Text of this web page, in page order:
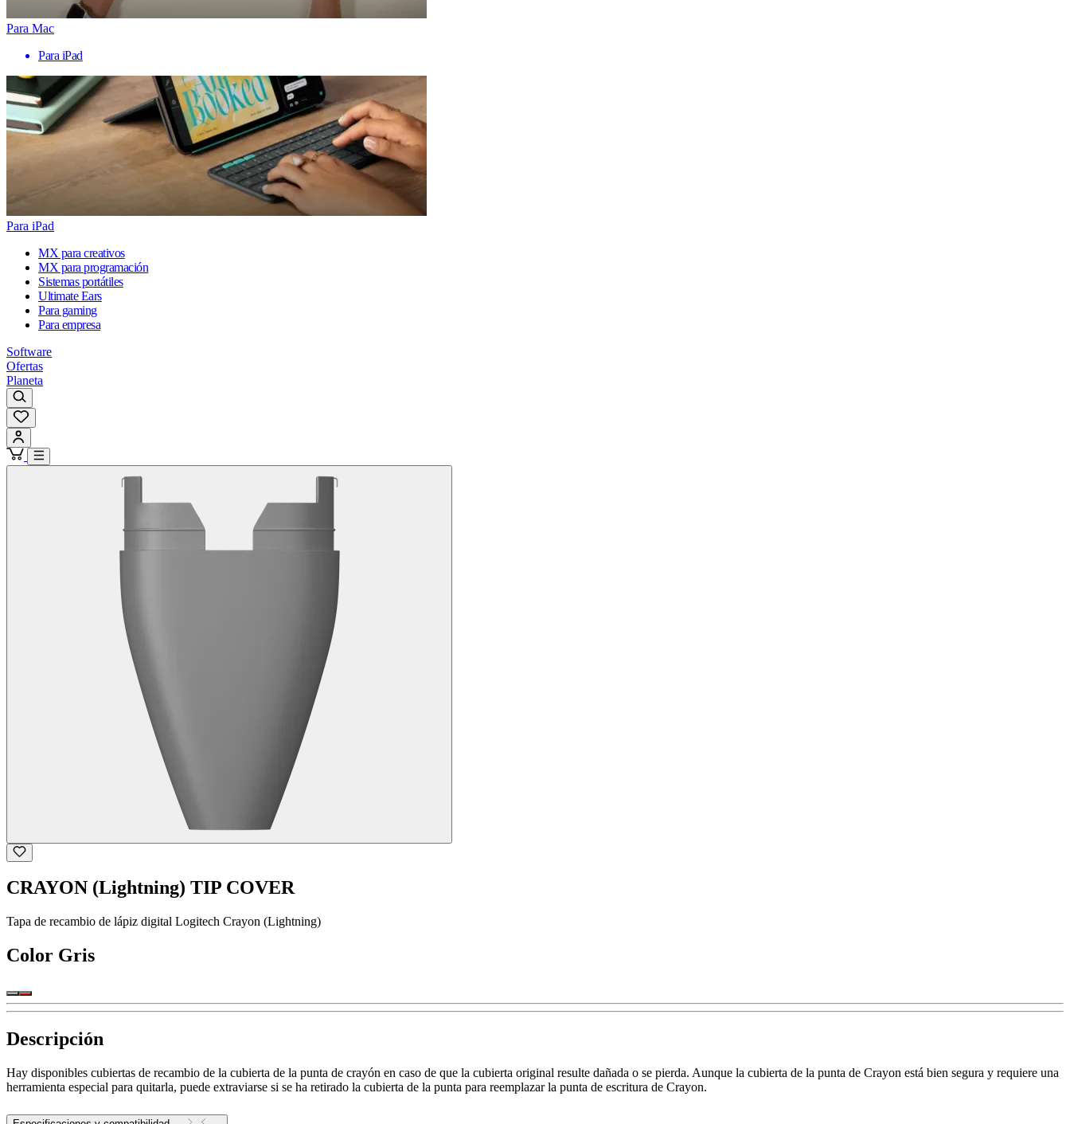
Para Mac
Para iPad
Para iPad
MX para creativos
MX para programación
Sistemas portátiles
Ultimate Ears
Para gaming
Para empresa
Software
Ofertas
Planeta
CRAYON (Lightning) TIP COVER
Tapa de recambio de lápiz digital Logitech Crayon (Lightning)
Color Gris
Descripción
Hay disponibles cubiertas de recambio de la cubierta de la punta de crayón en caso de que la cubierta original resulte dañada o se pierda. Aunque la cubierta de la punta de Crayon está bien segura y requiere una
herramienta especial para quitarla, puede extraviarse si se ha retirado la cubierta de la punta para reemplazar la punta de escritura de Crayon.